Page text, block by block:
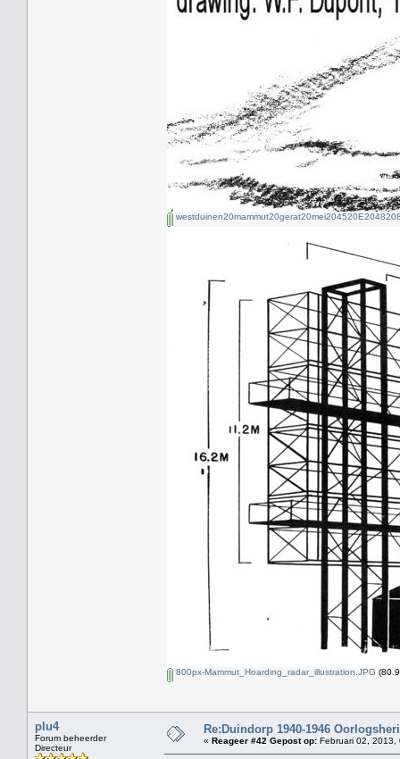
800px-Mammut_Hoarding_radar_illustration.JPG
plu4
Forum beheerder
Directeur
Re:Duindorp 1940-1946
« Reageer #42 Gepost op: Februari 02, 2013,